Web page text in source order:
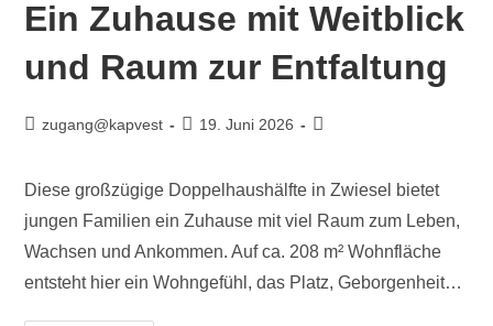
Ein Zuhause mit Weitblick
und Raum zur Entfaltung
zugang@kapvest 19. Juni 2026
Diese großzügige Doppelhaushälfte in Zwiesel bietet
jungen Familien ein Zuhause mit viel Raum zum Leben,
Wachsen und Ankommen. Auf ca. 208 m² Wohnfläche
entsteht hier ein Wohngefühl, das Platz, Geborgenheit…